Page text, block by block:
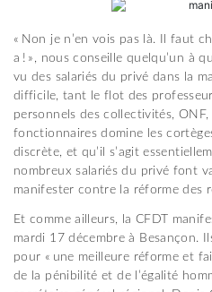
« Non je n’en vois pas là. Il faut
a ! », nous conseille quelqu’un à
vu des salariés du privé dans la
difficile, tant le flot des
personnels des collectivités,
fonctionnaires domine les
discrète, et qu’il s’agit
nombreux salariés du privé font
manifester contre la réforme des
Et comme ailleurs, la CFDT
mardi 17 décembre à Besançon.
pour « une meilleure réforme et
de la pénibilité et de l’égalité